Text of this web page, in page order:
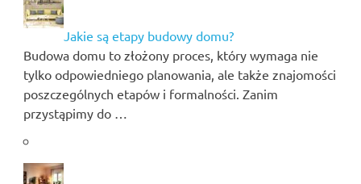
Jakie są etapy budowy domu?
Budowa domu to złożony proces, który wymaga nie
tylko odpowiedniego planowania, ale także znajomości
poszczególnych etapów i formalności. Zanim
przystąpimy do …